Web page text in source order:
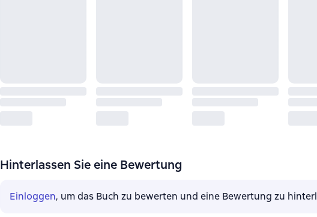
Hinterlassen Sie eine Bewertung
Einloggen, um das Buch zu bewerten und eine Bewertung zu